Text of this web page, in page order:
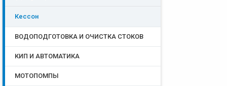
Кессон
ВОДОПОДГОТОВКА И ОЧИСТКА СТОКОВ
КИП И АВТОМАТИКА
МОТОПОМПЫ